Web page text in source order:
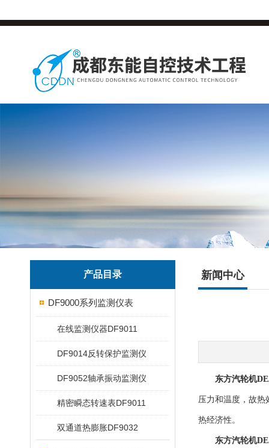
产品目录
DF9000系列监测仪表
在线监测仪器DF9011
DF9014反转保护监测仪
DF9052轴承振动监测仪
精密瞬态转速表DF9011
双通道热膨胀DF9032
新闻中心
东方汽轮机
压力和温度，故热
热经济性。
东方汽轮机